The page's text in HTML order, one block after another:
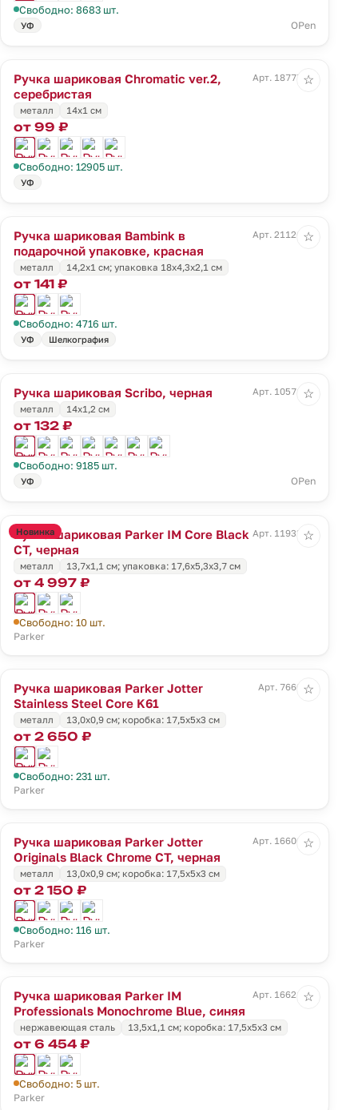
Свободно: 8683 шт.
УФ OPen
Ручка шариковая Chromatic ver.2,
серебристая
Арт. 18777.11
металл 14х1 см
от 99 ₽
Свободно: 12905 шт.
УФ
☆
Ручка шариковая Bambink в
подарочной упаковке, красная
Арт. 21126.50
металл 14,2х1 см; упаковка 18х4,3х2,1 см
от 141 ₽
Свободно: 4716 шт.
УФ Шелкография
☆
Ручка шариковая Scribo, черная
Арт. 10571.30
металл
14х1,2 см
от 132 ₽
Свободно: 9185 шт.
УФ OPen
☆
Новинка
Ручка шариковая Parker IM Core Black
CT, черная
Арт. 11933.10
металл 13,7x1,1 см; упаковка: 17,6x5,3x3,7 см
от 4 997 ₽
Свободно: 10 шт.
Parker
☆
Ручка шариковая Parker Jotter
Stainless Steel Core K61
Арт. 7660.10
металл 13,0х0,9 см; коробка: 17,5х5х3 см
от 2 650 ₽
Свободно: 231 шт.
Parker
☆
Ручка шариковая Parker Jotter
Originals Black Chrome CT, черная
Арт. 16606.30
металл 13,0х0,9 см; коробка: 17,5х5х3 см
от 2 150 ₽
Свободно: 116 шт.
Parker
☆
Ручка шариковая Parker IM
Professionals Monochrome Blue, синяя
Арт. 16621.40
нержавеющая сталь 13,5х1,1 см; коробка: 17,5х5х3 см
от 6 454 ₽
Свободно: 5 шт.
Parker
☆